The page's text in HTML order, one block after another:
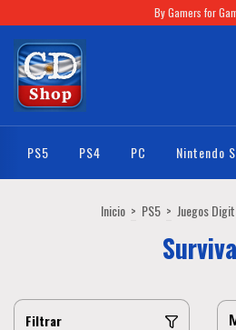
By Gamers for
PS5 PS4 PC Nintendo
Inicio > PS5 > Juegos
Filtrar